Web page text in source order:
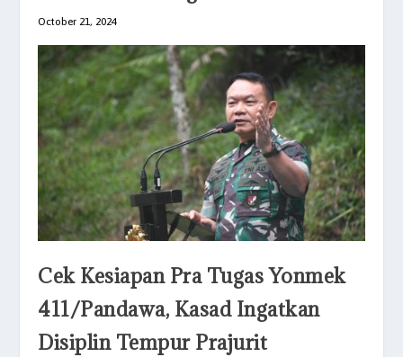
October 21, 2024
Cek Kesiapan Pra Tugas Yonmek
411/Pandawa, Kasad Ingatkan
Disiplin Tempur Prajurit